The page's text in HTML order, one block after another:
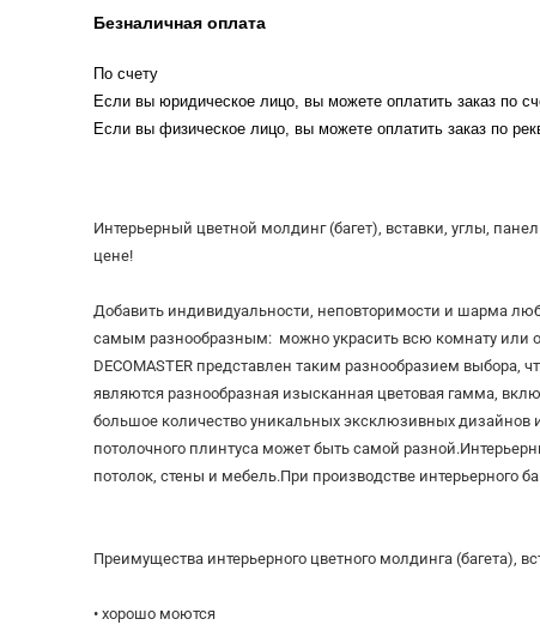
Безналичная оплата
По счету
Если вы юридическое лицо, вы можете оплатить заказ по
Если вы физическое лицо, вы можете оплатить заказ по
Интерьерный цветной молдинг (багет), вставки, углы,
цене!
Добавить индивидуальности, неповторимости и шарма
самым разнообразным: можно украсить всю комнату или
DECOMASTER представлен таким разнообразием
являются разнообразная изысканная цветовая гамма,
большое количество уникальных эксклюзивных дизайнов
потолочного плинтуса может быть самой
потолок, стены и мебель.При производстве интерьерного
Преимущества интерьерного цветного молдинга (багета),
• хорошо моются